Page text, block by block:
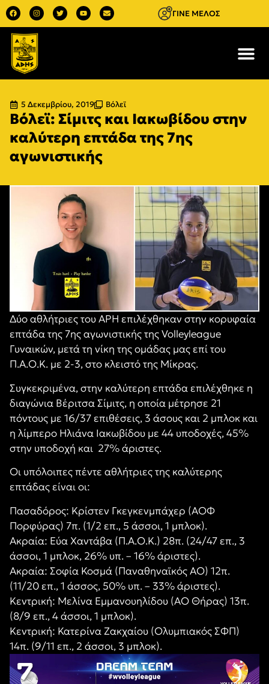
ΓΙΝΕ ΜΕΛΟΣ
5 Δεκεμβρίου, 2019 Βόλεϊ
Βόλεϊ: Σίμιτς και Ιακωβίδου στην
καλύτερη επτάδα της 7ης
αγωνιστικής
Δύο αθλήτριες του ΑΡΗ επιλέχθηκαν στην κορυφαία
επτάδα της 7ης αγωνιστικής της Volleyleague
Γυναικών, μετά τη νίκη της ομάδας μας επί του
Π.Α.Ο.Κ. με 2-3, στο κλειστό της Μίκρας.
Συγκεκριμένα, στην καλύτερη επτάδα επιλέχθηκε η
διαγώνια Βέριτσα Σίμιτς, η οποία μέτρησε 21
πόντους με 16/37 επιθέσεις, 3 άσους και 2 μπλοκ και
η λίμπερο Ηλιάνα Ιακωβίδου με 44 υποδοχές, 45%
στην υποδοχή και 27% άριστες.
Οι υπόλοιπες πέντε αθλήτριες της καλύτερης
επτάδας είναι οι:
Πασαδόρος: Κρίστεν Γκεγκενμπάχερ (ΑΟΦ
Πορφύρας) 7π. (1/2 επ., 5 άσσοι, 1 μπλοκ).
Ακραία: Εύα Χαντάβα (Π.Α.Ο.Κ.) 28π. (24/47 επ., 3
άσσοι, 1 μπλοκ, 26% υπ. – 16% άριστες).
Ακραία: Σοφία Κοσμά (Παναθηναϊκός ΑΟ) 12π.
(11/20 επ., 1 άσσος, 50% υπ. – 33% άριστες).
Κεντρική: Μελίνα Εμμανουηλίδου (ΑΟ Θήρας) 13π.
(8/9 επ., 4 άσσοι, 1 μπλοκ).
Κεντρική: Κατερίνα Ζακχαίου (Ολυμπιακός ΣΦΠ)
14π. (9/11 επ., 2 άσσοι, 3 μπλοκ).